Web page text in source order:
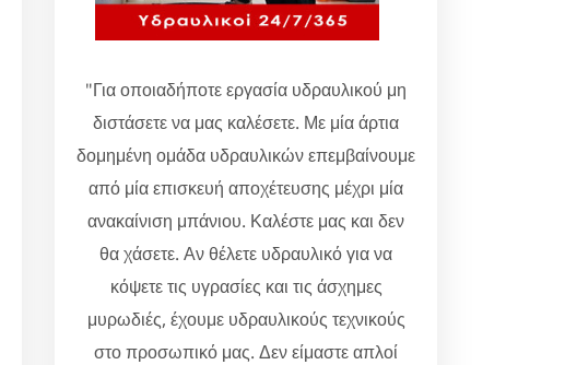
"Για οποιαδήποτε εργασία υδραυλικού μη
διστάσετε να μας καλέσετε. Με μία άρτια
δομημένη ομάδα υδραυλικών επεμβαίνουμε
από μία επισκευή αποχέτευσης μέχρι μία
ανακαίνιση μπάνιου. Καλέστε μας και δεν
θα χάσετε. Αν θέλετε υδραυλικό για να
κόψετε τις υγρασίες και τις άσχημες
μυρωδιές, έχουμε υδραυλικούς τεχνικούς
στο προσωπικό μας. Δεν είμαστε απλοί